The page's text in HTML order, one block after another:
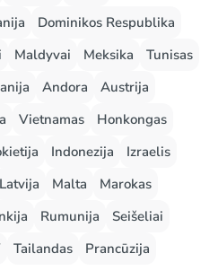
Dominikos Respublika
Maldyvai Meksika
Tunisas
Andora
Austrija
Vietnamas
Honkongas
Indonezija
Izraelis
Latvija Malta
Marokas
Rumunija
Seišeliai
Tailandas
Prancūzija